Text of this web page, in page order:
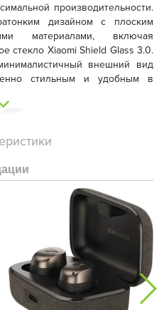
производительности.
дизайном с плоским
материалами, включая
стекло Xiaomi Shield Glass 3.0.
внешний вид
стильным и удобным в